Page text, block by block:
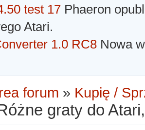
test 17 Phaeron
Atari.
1.0 RC8 Nowa
forum » Kupię /
graty do